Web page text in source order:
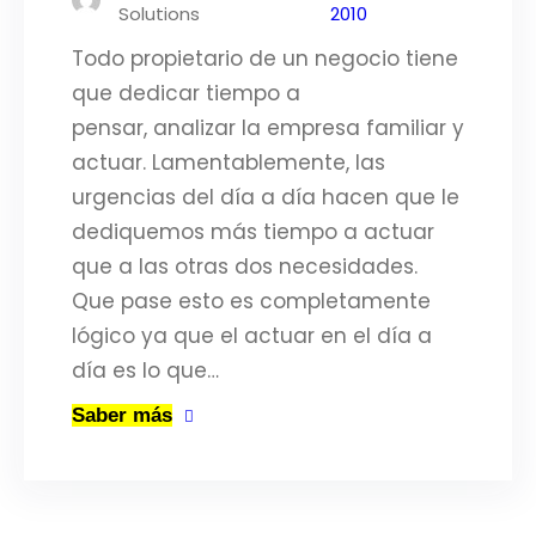
Solutions
2010
Todo propietario de un negocio tiene
que dedicar tiempo a
pensar, analizar la empresa familiar y
actuar. Lamentablemente, las
urgencias del día a día hacen que le
dediquemos más tiempo a actuar
que a las otras dos necesidades.
Que pase esto es completamente
lógico ya que el actuar en el día a
día es lo que…
Saber más